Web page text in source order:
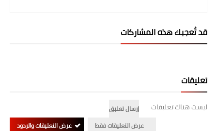
قد تُعجبك هذه المشاركات
تعليقات
ليست هناك تعليقات
إرسال تعليق
عرض التعليقات فقط
عرض التعليقات والردود